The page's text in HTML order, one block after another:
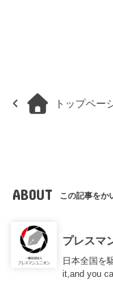
トップペー
ABOUT この記事をか
プレスマ
日本全国を
it,and you